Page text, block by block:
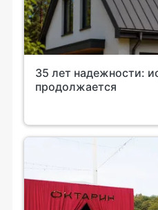
35 лет надежности:
продолжается